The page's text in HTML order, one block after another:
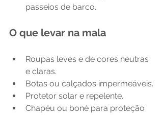
passeios de barco.
O que levar na mala
Roupas leves e de cores neutras
e claras.
Botas ou calçados impermeáveis.
Protetor solar e repelente.
Chapéu ou boné para proteção